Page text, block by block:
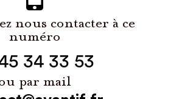
nous contacter à ce
numéro
34 33 53
ou par mail